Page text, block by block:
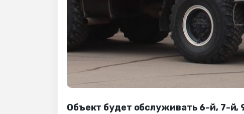
Объект будет обслуживать 6-й, 7-й,